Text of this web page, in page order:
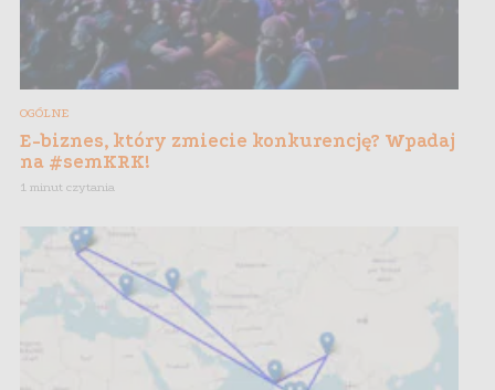
OGÓLNE
E-biznes, który zmiecie konkurencję? Wpadaj
na #semKRK!
1 minut czytania